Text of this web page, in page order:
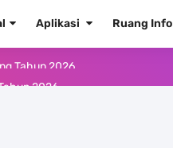
Aplikasi Ruang Info
2026